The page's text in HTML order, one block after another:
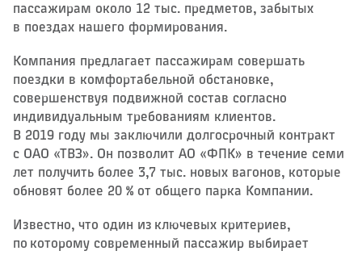
пассажирам около 12 тыс. предметов, забытых
в поездах нашего формирования.
Компания предлагает пассажирам совершать
поездки в комфортабельной обстановке,
совершенствуя подвижной состав согласно
индивидуальным требованиям клиентов.
В 2019 году мы заключили долгосрочный контракт
с ОАО «ТВЗ». Он позволит АО «ФПК» в течение семи
лет получить более 3,7 тыс. новых вагонов, которые
обновят более 20 % от общего парка Компании.
Известно, что один из ключевых критериев,
по которому современный пассажир выбирает